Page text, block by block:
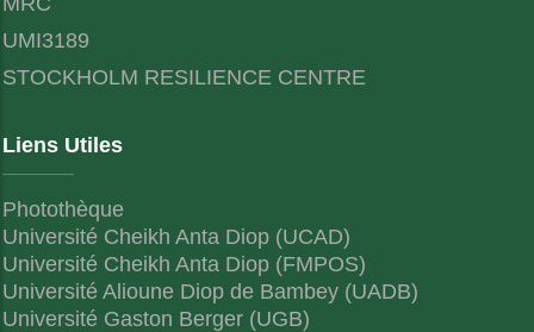
UMI3189
STOCKHOLM RESILIENCE CENTRE
Liens Utiles
Photothèque
Université Cheikh Anta Diop (UCAD)
Université Cheikh Anta Diop (FMPOS)
Université Alioune Diop de Bambey (UADB)
Université Gaston Berger (UGB)